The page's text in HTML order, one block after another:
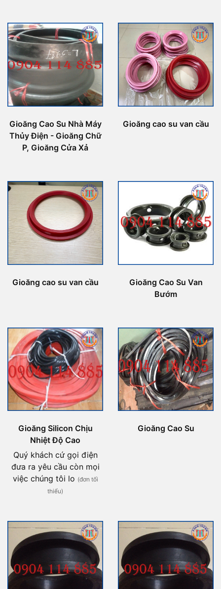
Gioăng Cao Su Nhà Máy
Thủy Điện - Gioăng Chữ
P, Gioăng Cửa Xả
Gioăng cao su van cầu
Gioăng cao su van cầu
Gioăng Cao Su Van
Bướm
Gioăng Silicon Chịu
Nhiệt Độ Cao
Quý khách cứ gọi điện
đưa ra yêu cầu còn mọi
việc chúng tôi lo (đơn tối
thiểu)
Gioăng Cao Su